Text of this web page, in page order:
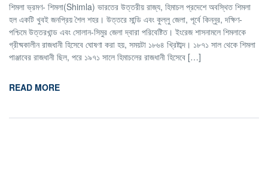
শিমলা ভ্রমণ- শিমলা(Shimla) ভারতের উত্তরীয় রাজ্য, হিমাচল প্রদেশে অবস্থিত শিমলা
হল একটি খুবই জনপ্রিয় শৈল শহর। উত্তরে মান্ডি এবং কুল্লু জেলা, পূর্বে কিন্নুর, দক্ষিণ-
পশ্চিমে উত্তরখান্ড এবং সোলান-সিমুর জেলা দ্বারা পরিবেষ্টিত। ইংরেজ শাসনামলে শিমলাকে
গ্রীষ্মকালীন রাজধানী হিসেবে ঘোষণা করা হয়, সময়টা ১৮৬৪ খ্রিষ্টাব্দ। ১৮৭১ সাল থেকে শিমলা
পাঞ্জাবের রাজধানী ছিল, পরে ১৯৭১ সালে হিমাচলের রাজধানী হিসেবে […]
READ MORE